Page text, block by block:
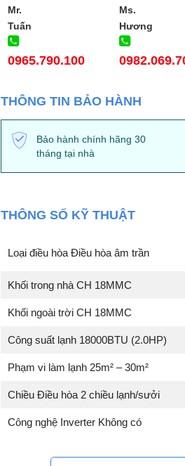
Mr.
Tuấn
0965.790.100
Ms.
Hương
THÔNG TIN BẢO HÀNH
Bảo hành chính hãng 30
tháng tại nhà
THÔNG SỐ KỸ THUẬT
Loại điều hòa Điều hòa âm trần
Khối trong nhà CH 18MMC
Khối ngoài trời CH 18MMC
Công suất lạnh 18000BTU (2.0HP)
Phạm vi làm lạnh 25m² – 30m²
Chiều Điều hòa 2 chiều lạnh/sưởi
Công nghệ Inverter Không có